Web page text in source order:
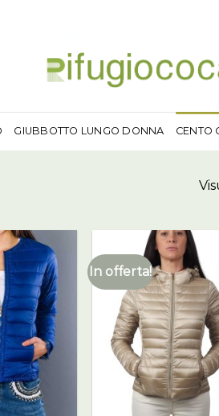
GIUBBOTTO LUNGO DONNA CENTO
In offerta!